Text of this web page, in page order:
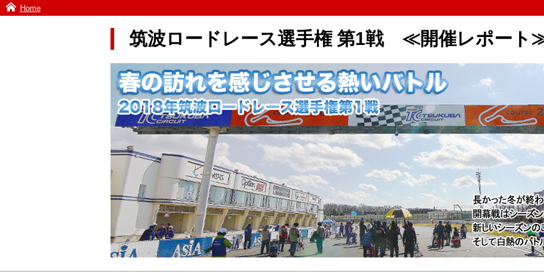
Home
筑波ロードレース選手権 第1戦 ≪開催レポート